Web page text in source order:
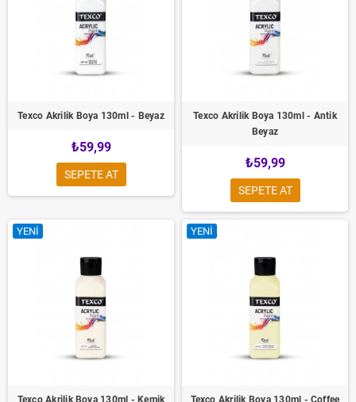
Texco Akrilik Boya 130ml - Beyaz
₺59,99
SEPETE AT
Texco Akrilik Boya 130ml - Antik
Beyaz
₺59,99
SEPETE AT
YENI
Texco Akrilik Boya 130ml - Kemik
YENI
Texco Akrilik Boya 130ml - Coffee